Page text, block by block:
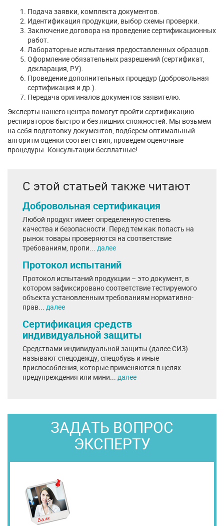
Подача заявки, комплекта документов.
Идентификация продукции, выбор схемы проверки.
Заключение договора на проведение сертификационных
работ.
Лабораторные испытания предоставленных образцов.
Оформление обязательных разрешений (сертификат,
декларация, РУ).
Проведение дополнительных процедур (добровольная
сертификация и др.).
Передача оригиналов документов заявителю.
Эксперты нашего центра помогут пройти сертификацию
респираторов быстро и без лишних сложностей. Мы возьмем
на себя подготовку документов, подберем оптимальный
алгоритм оценки соответствия, проведем оценочные
процедуры. Консультации бесплатные!
С этой статьей также читают
Добровольная сертификация
Любой продукт имеет определенную степень
качества и безопасности. Перед тем как попасть на
рынок товары проверяются на соответствие
требованиям, пропи... далее
Протокол испытаний
Протокол испытаний продукции – это документ, в
котором зафиксировано соответствие тестируемого
объекта установленным требованиям нормативно-
прав... далее
Сертификация средств
индивидуальной защиты
Средствами индивидуальной защиты (далее СИЗ)
называют спецодежду, спецобувь и иные
приспособления, которые применяются в целях
предупреждения или мини... далее
ЗАДАТЬ ВОПРОС
ЭКСПЕРТУ